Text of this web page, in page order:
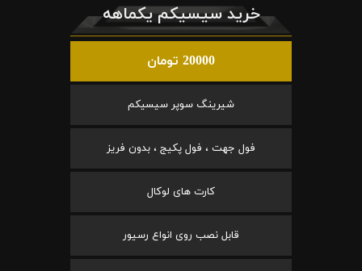
خرید سیسیکم یکماهه
20000 تومان
شیرینگ سوپر سیسیکم
فول جهت ، فول پکیج ، بدون فریز
کارت های لوکال
قابل نصب روی انواع رسیور